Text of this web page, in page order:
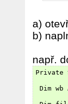
a)
b)
např.
Private
Dim wb